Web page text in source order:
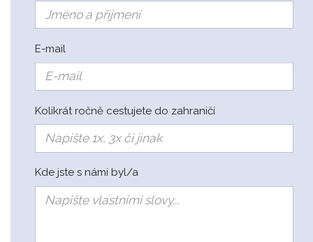
E-mail
Kolikrát ročně cestujete do zahraničí
Kde jste s námi byl/a